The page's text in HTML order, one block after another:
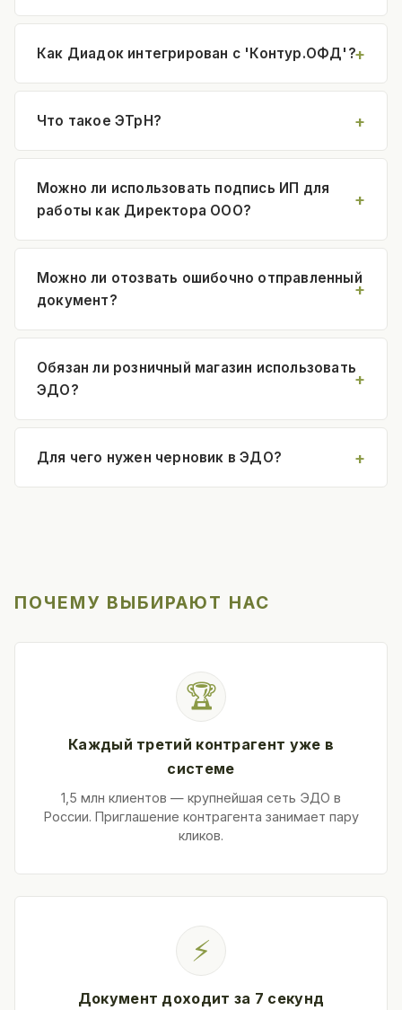
Как Диадок интегрирован с 'Контур.ОФД'?
Что такое ЭТрН?
Можно ли использовать подпись ИП для
работы как Директора ООО?
Можно ли отозвать ошибочно отправленный
документ?
Обязан ли розничный магазин использовать
ЭДО?
Для чего нужен черновик в ЭДО?
ПОЧЕМУ ВЫБИРАЮТ НАС
🏆
Каждый третий контрагент уже в
системе
1,5 млн клиентов — крупнейшая сеть ЭДО в
России. Приглашение контрагента занимает пару
кликов.
⚡
Документ доходит за 7 секунд